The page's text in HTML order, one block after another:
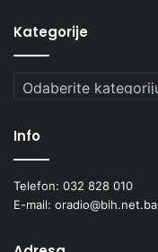
Kategorije
Kategorije
Info
Telefon: 032 828 010
E-mail: oradio@bih.net.ba